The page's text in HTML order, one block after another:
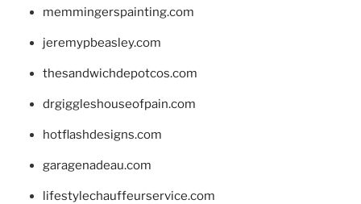
memmingerspainting.com
jeremypbeasley.com
thesandwichdepotcos.com
drgiggleshouseofpain.com
hotflashdesigns.com
garagenadeau.com
lifestylechauffeurservice.com